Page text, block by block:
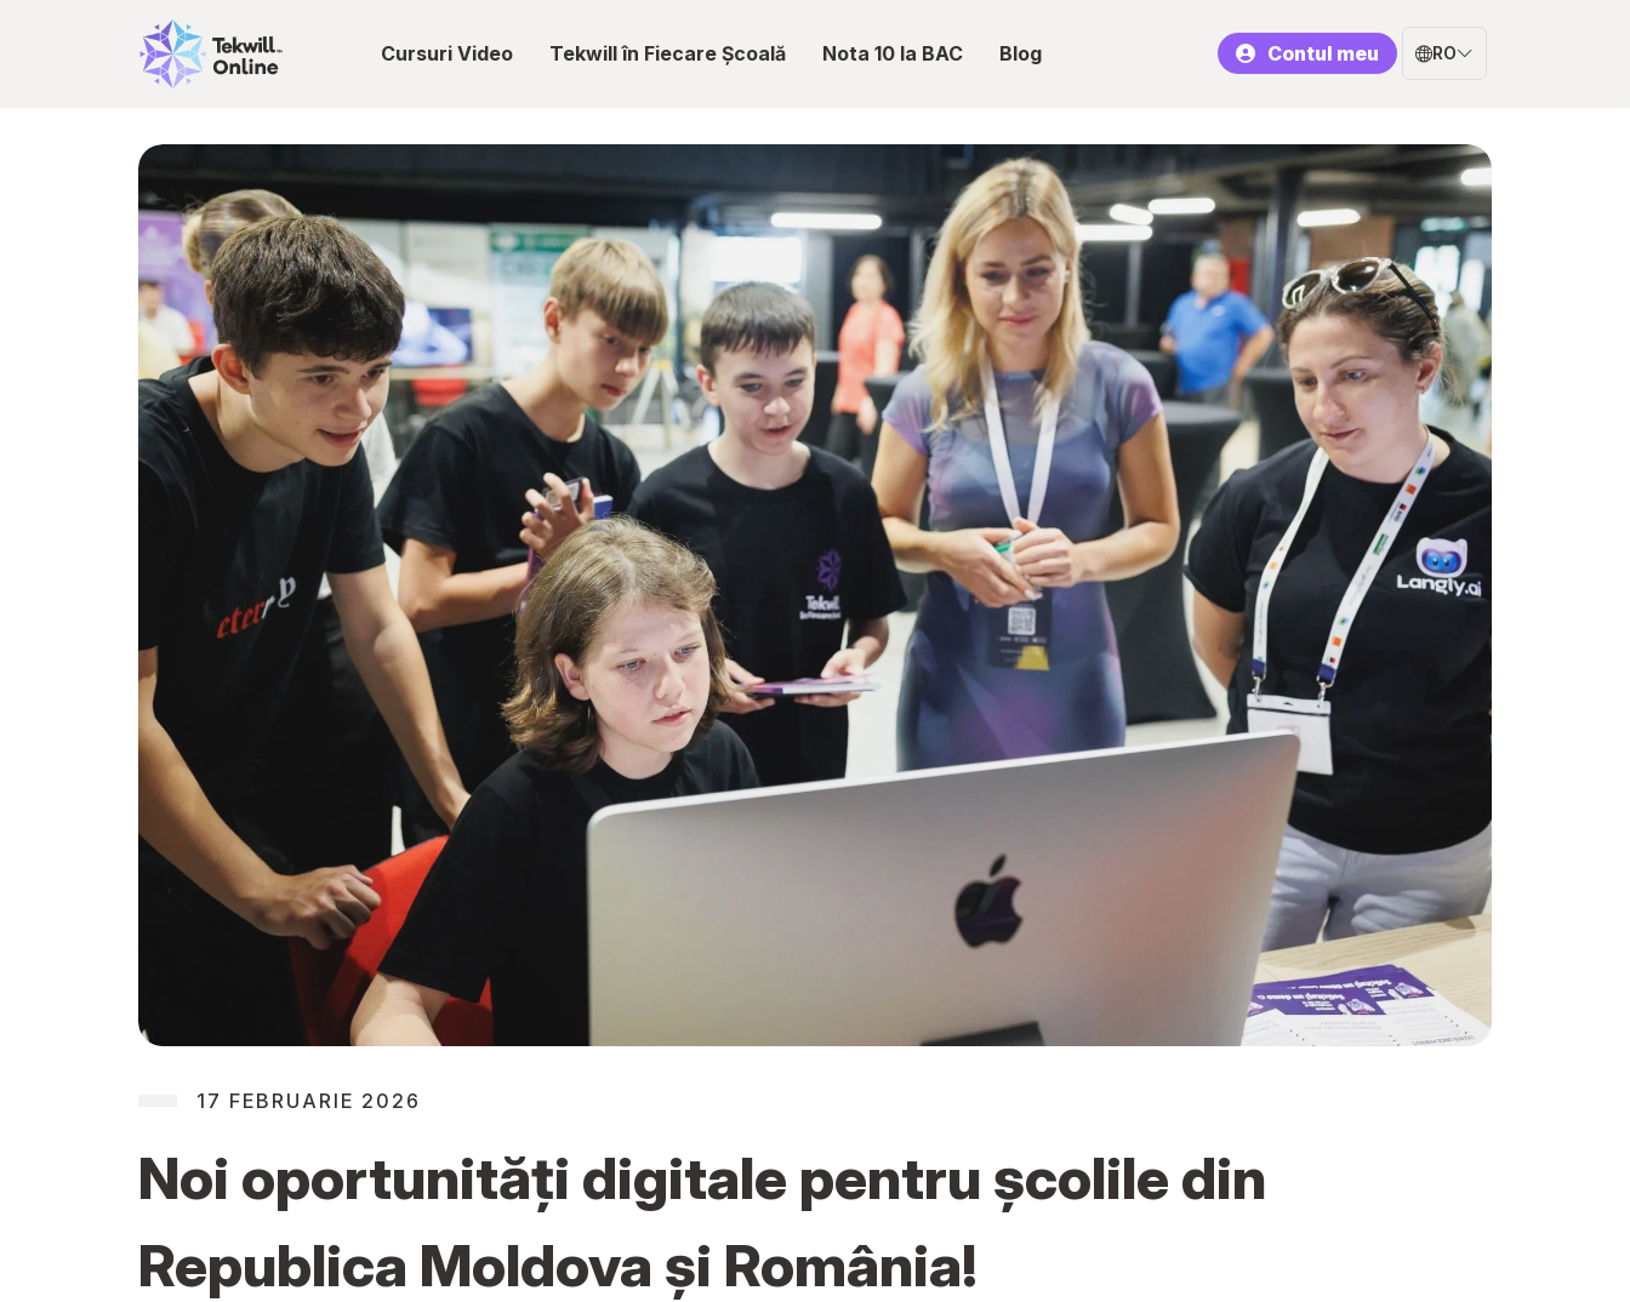
Cursuri Video Tekwill în Fiecare Școală Nota 10 la BAC Blog Contul meu RO
17 FEBRUARIE 2026
Noi oportunități digitale pentru școlile din
Republica Moldova și România!